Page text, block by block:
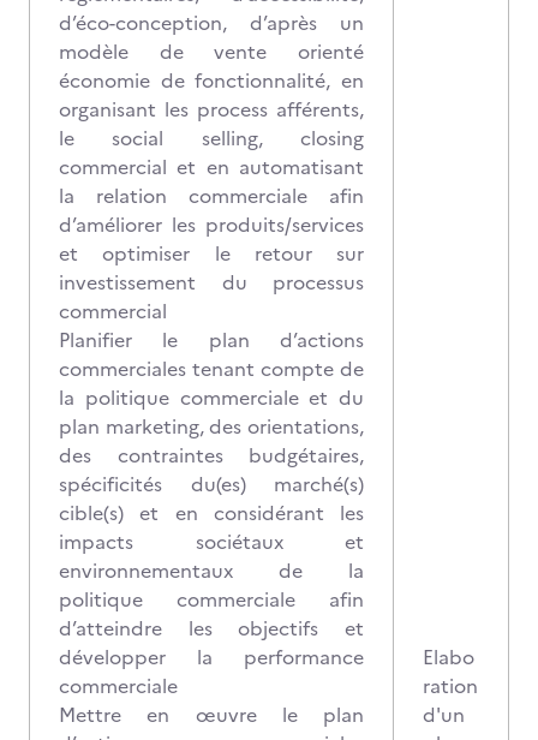
d’éco-conception, d’après un
modèle de vente orienté
économie de fonctionnalité, en
organisant les process afférents,
le social selling, closing
commercial et en automatisant
la relation commerciale afin
d’améliorer les produits/services
et optimiser le retour sur
investissement du processus
commercial
Planifier le plan d’actions
commerciales tenant compte de
la politique commerciale et du
plan marketing, des orientations,
des contraintes budgétaires,
spécificités du(es) marché(s)
cible(s) et en considérant les
impacts sociétaux et
environnementaux de la
politique commerciale afin
d’atteindre les objectifs et
développer la performance
commerciale
Mettre en œuvre le plan
Elabo
ration
d'un